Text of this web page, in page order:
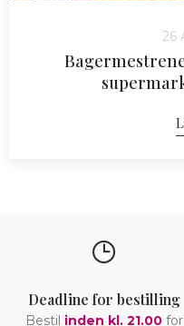
26
Deadline for bestilling
Bestil inden kl. 21.00for